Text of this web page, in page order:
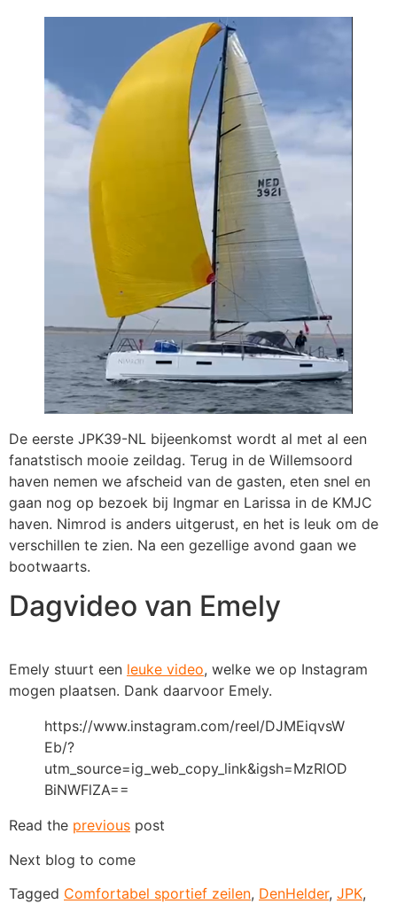
De eerste JPK39-NL bijeenkomst wordt al met al een
fanatstisch mooie zeildag. Terug in de Willemsoord
haven nemen we afscheid van de gasten, eten snel en
gaan nog op bezoek bij Ingmar en Larissa in de KMJC
haven. Nimrod is anders uitgerust, en het is leuk om de
verschillen te zien. Na een gezellige avond gaan we
bootwaarts.
Dagvideo van Emely
Emely stuurt een leuke video, welke we op Instagram
mogen plaatsen. Dank daarvoor Emely.
https://www.instagram.com/reel/DJMEiqvsW
Eb/?
utm_source=ig_web_copy_link&igsh=MzRlOD
BiNWFlZA==
Read the previous post
Next blog to come
Tagged Comfortabel sportief zeilen, DenHelder, JPK,